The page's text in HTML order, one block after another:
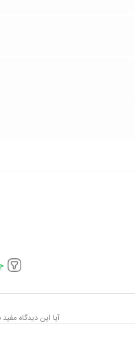
آیا این دیدگاه مفید